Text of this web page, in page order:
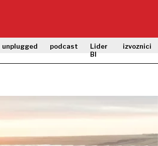
unplugged podcast
Lider
BI
izvoznici